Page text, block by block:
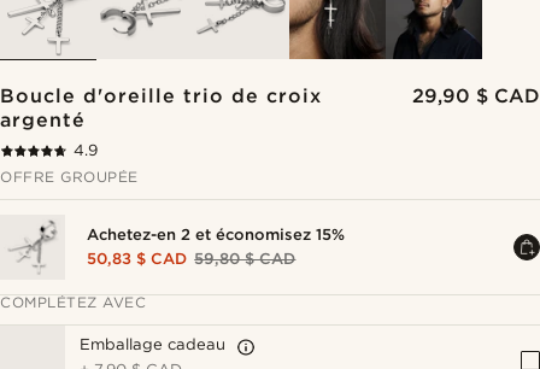
Boucle d'oreille trio de croix
argenté
29,90 $ CAD
4.9
OFFRE GROUPÉE
Achetez-en 2 et économisez 15%
50,83 $ CAD 59,80 $ CAD
COMPLÉTEZ AVEC
Emballage cadeau